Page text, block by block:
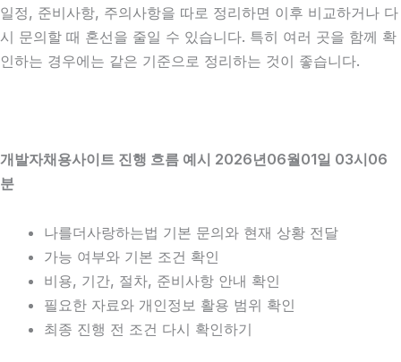
일정, 준비사항, 주의사항을 따로 정리하면 이후 비교하거나 다
시 문의할 때 혼선을 줄일 수 있습니다. 특히 여러 곳을 함께 확
인하는 경우에는 같은 기준으로 정리하는 것이 좋습니다.
개발자채용사이트 진행 흐름 예시 2026년06월01일 03시06
분
나를더사랑하는법 기본 문의와 현재 상황 전달
가능 여부와 기본 조건 확인
비용, 기간, 절차, 준비사항 안내 확인
필요한 자료와 개인정보 활용 범위 확인
최종 진행 전 조건 다시 확인하기